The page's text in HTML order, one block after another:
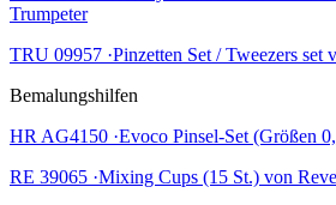
Trumpeter
TRU 09957 ·Pinzetten Set / Tweezers set
Bemalungshilfen
HR AG4150 ·Evoco Pinsel-Set (Größen
RE 39065 ·Mixing Cups (15 St.) von